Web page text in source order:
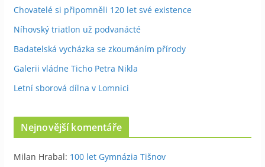
Chovatelé si připomněli 120 let své existence
Níhovský triatlon už podvanácté
Badatelská vycházka se zkoumáním přírody
Galerii vládne Ticho Petra Nikla
Letní sborová dílna v Lomnici
Nejnovější komentáře
Milan Hrabal: 100 let Gymnázia Tišnov